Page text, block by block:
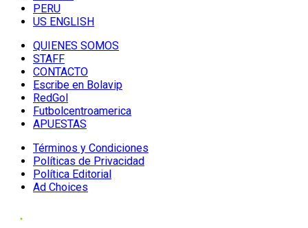
PERU
US ENGLISH
QUIENES SOMOS
STAFF
CONTACTO
Escribe en Bolavip
RedGol
Futbolcentroamerica
APUESTAS
Términos y Condiciones
Políticas de Privacidad
Política Editorial
Ad Choices